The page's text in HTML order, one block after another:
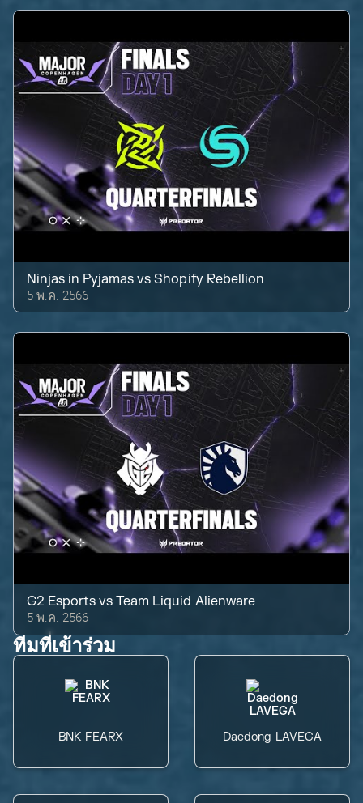
Ninjas in Pyjamas vsShopify Rebellion
5 พ.ค. 2566
G2 Esports vsTeam Liquid Alienware
5 พ.ค. 2566
ทีมที่เข้าร่วม
BNK FEARX Daedong LAVEGA